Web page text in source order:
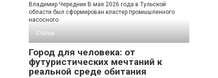
Владимир Чередник В мае 2026 года в Тульской
области был сформирован кластер промышленного
насосного
Статьи
Город для человека: от
футуристических мечтаний к
реальной среде обитания